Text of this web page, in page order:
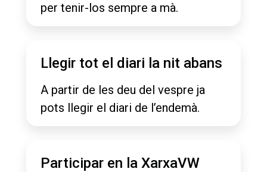
per tenir-los sempre a mà.
Llegir tot el diari la nit abans
A partir de les deu del vespre ja
pots llegir el diari de l’endemà.
Participar en la XarxaVW